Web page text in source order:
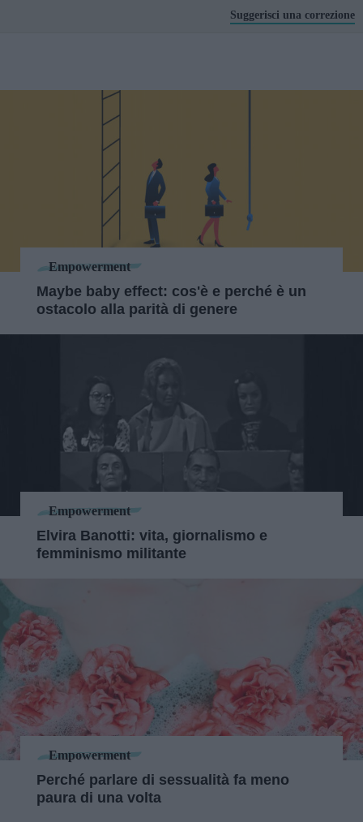
Suggerisci una correzione
Empowerment
Maybe baby effect: cos'è e perché è un
ostacolo alla parità di genere
Empowerment
Elvira Banotti: vita, giornalismo e
femminismo militante
Empowerment
Perché parlare di sessualità fa meno
paura di una volta